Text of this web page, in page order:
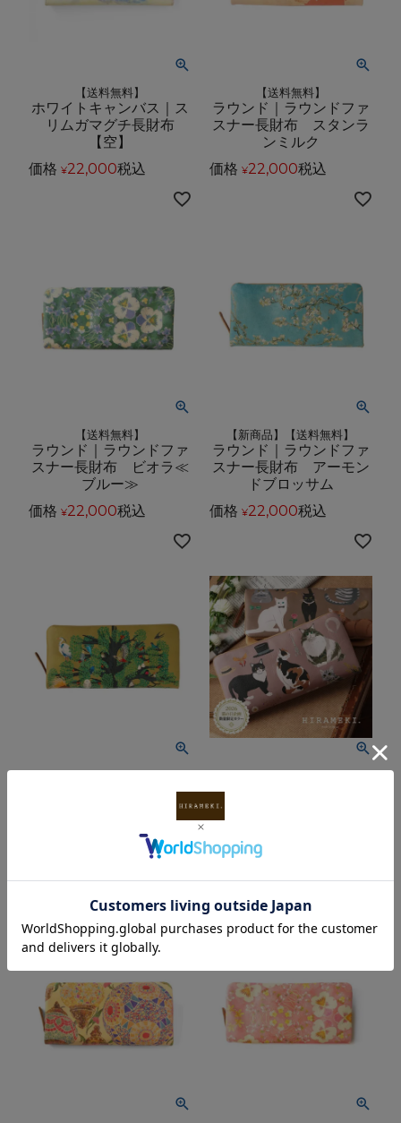
【送料無料】
ホワイトキャンバス｜ス
リムガマグチ長財布
【空】
価格 ¥22,000税込
【送料無料】
ラウンド｜ラウンドファ
スナー長財布 スタンラ
ンミルク
価格 ¥22,000税込
【送料無料】
ラウンド｜ラウンドファ
スナー長財布 ビオラ≪
ブルー≫
価格 ¥22,000税込
【新商品】【送料無料】
ラウンド｜ラウンドファ
スナー長財布 アーモン
ドブロッサム
価格 ¥22,000税込
ラウンド｜ラウンドファ
スナー長財布 鳥の楽園
税込
ラウンド｜ラウンドファ
スナー長財布 バースデ
ーキャッツ＜全2色＞